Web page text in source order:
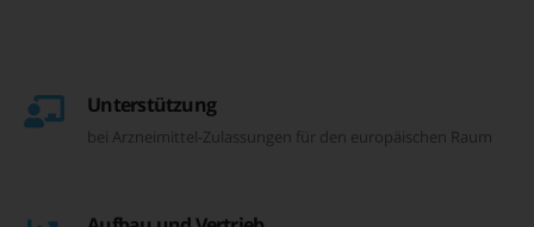
Unterstützung
bei Arzneimittel-Zulassungen für den europäischen Raum